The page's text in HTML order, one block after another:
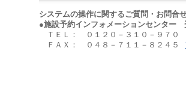
システムの操作に関するご質問・お問合
●施設予約インフォメーションセンター
ＴＥＬ： ０１２０－３１０－９７０
ＦＡＸ： ０４８－７１１－８２４５